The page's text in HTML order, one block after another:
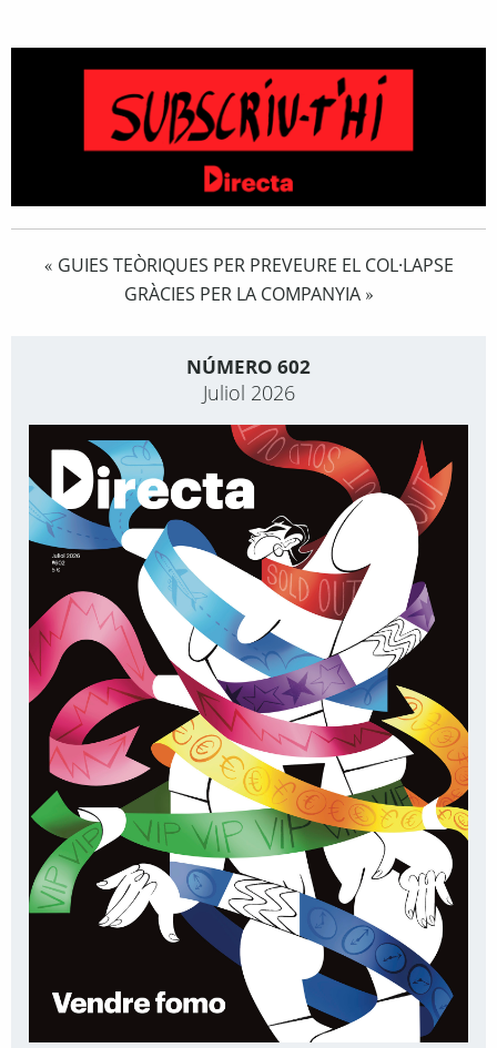
« GUIES TEÒRIQUES PER PREVEURE EL COL·LAPSE
GRÀCIES PER LA COMPANYIA»
NÚMERO 602
Juliol 2026